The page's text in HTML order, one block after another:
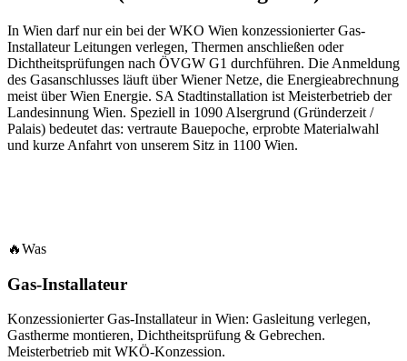
In Wien darf nur ein bei der WKO Wien konzessionierter Gas-
Installateur Leitungen verlegen, Thermen anschließen oder
Dichtheitsprüfungen nach ÖVGW G1 durchführen. Die Anmeldung
des Gasanschlusses läuft über Wiener Netze, die Energieabrechnung
meist über Wien Energie. SA Stadtinstallation ist Meisterbetrieb der
Landesinnung Wien. Speziell in 1090 Alsergrund (Gründerzeit /
Palais) bedeutet das: vertraute Bauepoche, erprobte Materialwahl
und kurze Anfahrt von unserem Sitz in 1100 Wien.
🔥Was
Gas-Installateur
Konzessionierter Gas-Installateur in Wien: Gasleitung verlegen,
Gastherme montieren, Dichtheitsprüfung & Gebrechen.
Meisterbetrieb mit WKÖ-Konzession.